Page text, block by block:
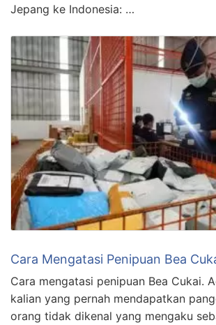
Jepang ke Indonesia: …
Cara Mengatasi Penipuan Bea
Cara mengatasi penipuan Bea Cukai.
kalian yang pernah mendapatkan
orang tidak dikenal yang mengaku